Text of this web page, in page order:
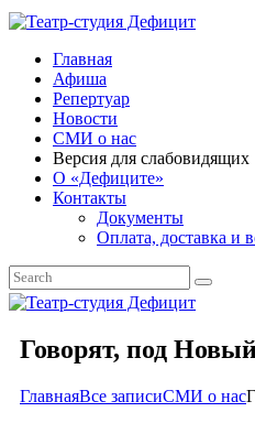
Главная
Афиша
Репертуар
Новости
СМИ о нас
Версия для слабовидящих
О «Дефиците»
Контакты
Документы
Оплата, доставка и
Говорят, под
ГлавнаяВсе записиСМИ о нас